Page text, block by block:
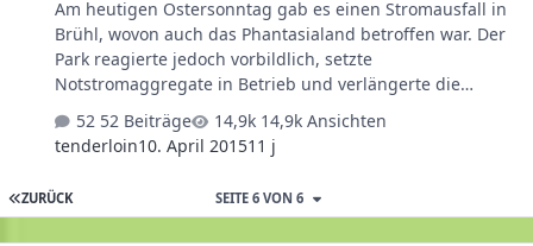
Am heutigen Ostersonntag gab es einen Stromausfall in
Brühl, wovon auch das Phantasialand betroffen war. Der
Park reagierte jedoch vorbildlich, setzte
Notstromaggregate in Betrieb und verlängerte die
52 Beiträge
14,9k Ansichten
tenderloin10. April 201511 j
ZURÜCK SEITE 6 VON 6